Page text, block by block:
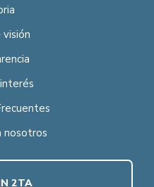
visión
nosotros
2TA